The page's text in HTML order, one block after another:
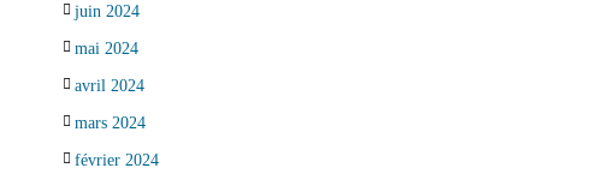
juin 2024
mai 2024
avril 2024
mars 2024
février 2024